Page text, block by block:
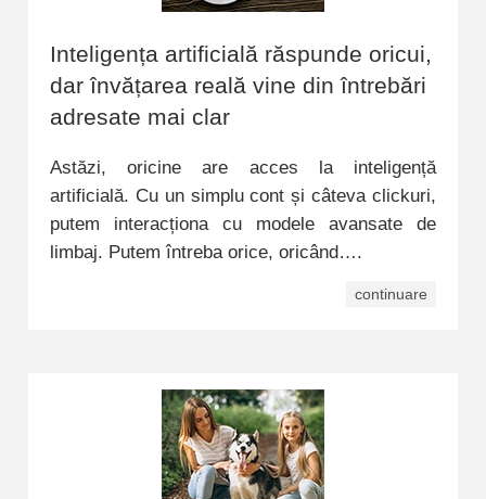
Inteligența artificială răspunde oricui,
dar învățarea reală vine din întrebări
adresate mai clar
Astăzi, oricine are acces la inteligență
artificială. Cu un simplu cont și câteva clickuri,
putem interacționa cu modele avansate de
limbaj. Putem întreba orice, oricând….
continuare